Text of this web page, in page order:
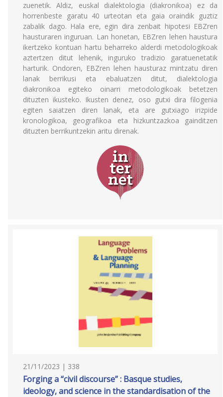
zuenetik. Aldiz, euskal dialektologia (diakronikoa) ez da
horrenbeste garatu 40 urteotan eta gaia oraindik guztiz
zabalik dago. Hala ere, egin dira zenbait hipotesi EBZren
hausturaren inguruan. Lan honetan, EBZren lehen haustura
ikertzeko kontuan hartu beharreko alderdi metodologikoak
aztertzen ditut lehenik, inguruko tradizio garatuenetatik
harturik. Ondoren, EBZren lehen hausturaz mintzatu diren
lanak berrikusi eta ebaluatzen ditut, dialektologia
diakronikoa egiteko oinarri metodologikoak betetzen
dituzten ikusteko. Ikusten denez, oso gutxi dira filogenia
egiten saiatzen diren lanak, eta are gutxiago irizpide
kronologikoa, geografikoa eta hizkuntzazkoa gainditzen
dituzten berrikuntzekin aritu direnak.
21/11/2023 | 338
Forging a “civil discourse” : Basque studies,
ideology, and science in the standardisation of the